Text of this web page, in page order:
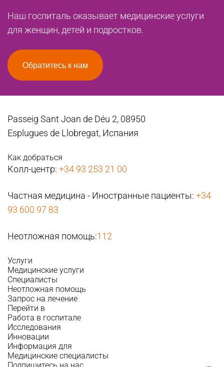
Наш госпиталь оказывает медицинские услуги
для женщин, детей и подростков.
Обратитесь к нам
Passeig Sant Joan de Déu 2, 08950
Esplugues de Llobregat, Испания
Как добраться
Колл-центр: +34 93 253 21 00
Частная медицина - Иностранные пациенты: +34
93 600 97 83
Неотложная помощь:112
Услуги
Медицинские услуги
Специалисты
Неотложная помощь
Запрос на лечение
Перейти в
Работа в госпитале
Исследования
Инновации
Информация для
Медицинские специалисты
Подпишитесь на нас